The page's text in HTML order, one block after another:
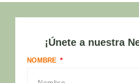
¡Únete a nuestra
NOMBRE